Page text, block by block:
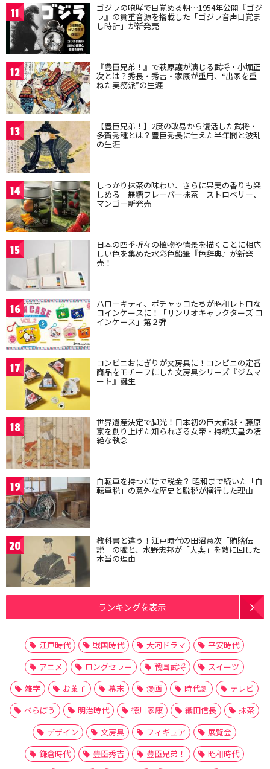
11 ゴジラの咆哮で目覚める朝…1954年公開『ゴジ
ラ』の貴重音源を搭載した「ゴジラ音声目覚ま
し時計」が新発売
12 『豊臣兄弟！』で萩原護が演じる武将・小堀正
次とは？秀長・秀吉・家康が重用、“出家を重
ねた実務派”の生涯
13 【豊臣兄弟！】2度の改易から復活した武将・
多賀秀種とは？豊臣秀長に仕えた半年間と波乱
の生涯
14 しっかり抹茶の味わい、さらに果実の香りも楽
しめる「無糖フレーバー抹茶」ストロベリー、
マンゴー新発売
15 日本の四季折々の植物や情景を描くことに相応
しい色を集めた水彩色鉛筆『色辞典』が新発
売！
16 ハローキティ、ポチャッコたちが昭和レトロな
コインケースに！「サンリオキャラクターズ コ
インケース」第２弾
17 コンビニおにぎりが文房具に！コンビニの定番
商品をモチーフにした文房具シリーズ『ジムマ
ート』誕生
18 世界遺産決定で脚光！日本初の巨大都城・藤原
京を創り上げた知られざる女帝・持統天皇の凄
絶な執念
19 自転車を持つだけで税金？ 昭和まで続いた「自
転車税」の意外な歴史と脱税が横行した理由
20 教科書と違う！江戸時代の田沼意次「賄賂伝
説」の嘘と、水野忠邦が「大奥」を敵に回した
本当の理由
ランキングを表示
江戸時代 戦国時代 大河ドラマ
平安時代
アニメ
ロングセラー 戦国武将
スイーツ
雑学
お菓子 幕末 漫画 時代劇
テレビ
べらぼう
明治時代 徳川家康 織田信長
抹茶
デザイン
文房具 フィギュア
展覧会
鎌倉時代
豊臣秀吉 豊臣兄弟！
昭和時代